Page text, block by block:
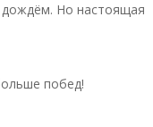
Но настоящая
побед!